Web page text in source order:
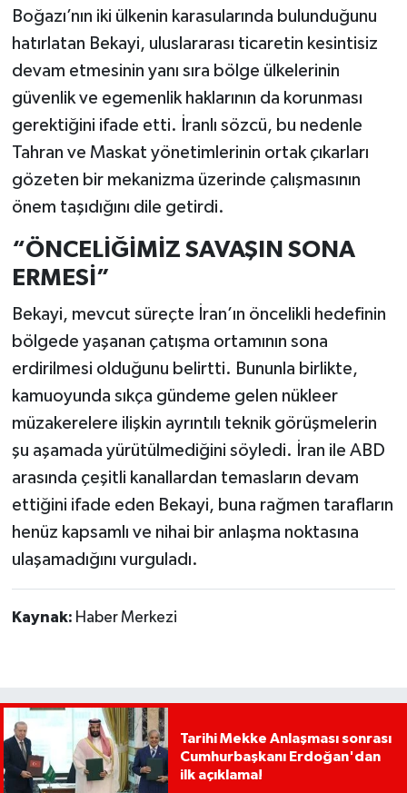
Boğazı’nın iki ülkenin karasularında bulunduğunu
hatırlatan Bekayi, uluslararası ticaretin kesintisiz
devam etmesinin yanı sıra bölge ülkelerinin
güvenlik ve egemenlik haklarının da korunması
gerektiğini ifade etti. İranlı sözcü, bu nedenle
Tahran ve Maskat yönetimlerinin ortak çıkarları
gözeten bir mekanizma üzerinde çalışmasının
önem taşıdığını dile getirdi.
“ÖNCELİĞİMİZ SAVAŞIN SONA
ERMESİ”
Bekayi, mevcut süreçte İran’ın öncelikli hedefinin
bölgede yaşanan çatışma ortamının sona
erdirilmesi olduğunu belirtti. Bununla birlikte,
kamuoyunda sıkça gündeme gelen nükleer
müzakerelere ilişkin ayrıntılı teknik görüşmelerin
şu aşamada yürütülmediğini söyledi. İran ile ABD
arasında çeşitli kanallardan temasların devam
ettiğini ifade eden Bekayi, buna rağmen tarafların
henüz kapsamlı ve nihai bir anlaşma noktasına
ulaşamadığını vurguladı.
Kaynak: Haber Merkezi
Tarihi Mekke Anlaşması sonrası
Cumhurbaşkanı Erdoğan'dan
ilk açıklama!